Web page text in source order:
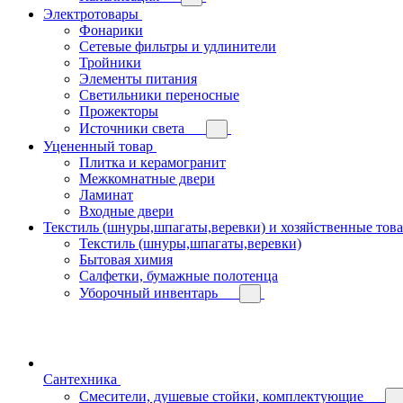
Электротовары
Фонарики
Сетевые фильтры и удлинители
Тройники
Элементы питания
Светильники переносные
Прожекторы
Источники света
Уцененный товар
Плитка и керамогранит
Межкомнатные двери
Ламинат
Входные двери
Текстиль (шнуры,шпагаты,веревки) и хозяйственные
Текстиль (шнуры,шпагаты,веревки)
Бытовая химия
Салфетки, бумажные полотенца
Уборочный инвентарь
Сантехника
Смесители, душевые стойки, комплектующие